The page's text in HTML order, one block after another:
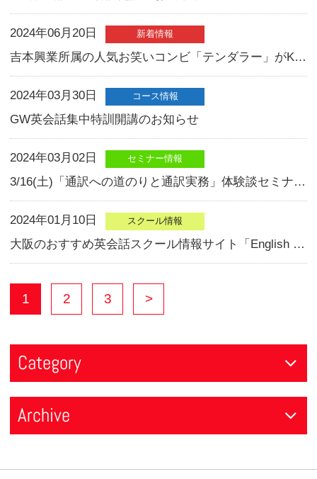
2024年11月22日 コース情報
冬期英会話集中特訓開講のお知らせ
2024年09月14日 イベント情報
英語力アップ無料公開セミナーのご案
2024年08月23日 セミナー情報
2024年08月09日
夏期休業と休講期間につきまして
2024年06月21日
夏期英会話集中特訓開講のお知らせ